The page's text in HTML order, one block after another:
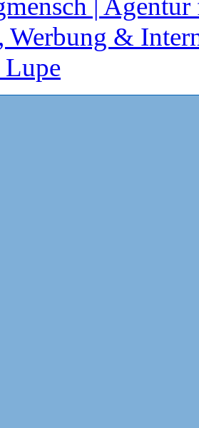
| Agentur
Werbung &
Lupe